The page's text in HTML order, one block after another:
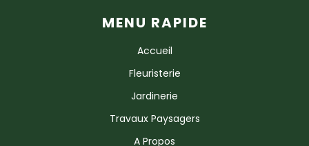
MENU RAPIDE
Accueil
Fleuristerie
Jardinerie
Travaux Paysagers
A Propos